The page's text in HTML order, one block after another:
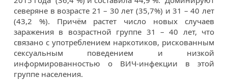
северяне в возрасте 21 – 30 лет (35,7%) и 31 – 40 лет
(43,2 %). Причём растет число новых случаев
заражения в возрастной группе 31 – 40 лет, что
связано с употреблением наркотиков, рискованным
сексуальным поведением и низкой
информированностью о ВИЧ-инфекции в этой
группе населения.